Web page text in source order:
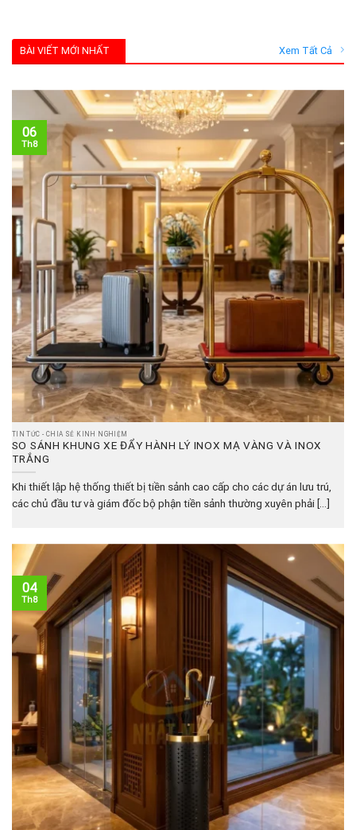
BÀI VIẾT MỚI NHẤT Xem Tất Cả
TIN TỨC - CHIA SẺ KINH NGHIỆM
SO SÁNH KHUNG XE ĐẨY HÀNH LÝ INOX MẠ VÀNG VÀ INOX
TRẮNG
Khi thiết lập hệ thống thiết bị tiền sảnh cao cấp cho các dự án lưu trú,
các chủ đầu tư và giám đốc bộ phận tiền sảnh thường xuyên phải [...]
06
Th8
04
Th8